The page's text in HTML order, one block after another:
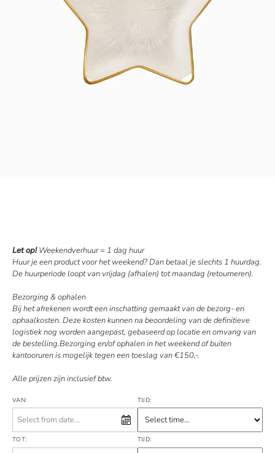
Let op!Weekendverhuur = 1 dag huur
Huur je een product voor het weekend? Dan betaal je slechts 1 huurdag.
De huurperiode loopt van vrijdag (afhalen) tot maandag (retourneren).
Bezorging & ophalen
Bij het afrekenen wordt een inschatting gemaakt van de bezorg- en
ophaalkosten. Deze kosten kunnen na beoordeling van de definitieve
logistiek nog worden aangepast, gebaseerd op locatie en omvang van
de bestelling.Bezorging en/of ophalen in het weekend of buiten
kantooruren is mogelijk tegen een toeslag van €150,-.
Alle prijzen zijn inclusief btw.
VAN: TIJD:
TOT: TIJD: